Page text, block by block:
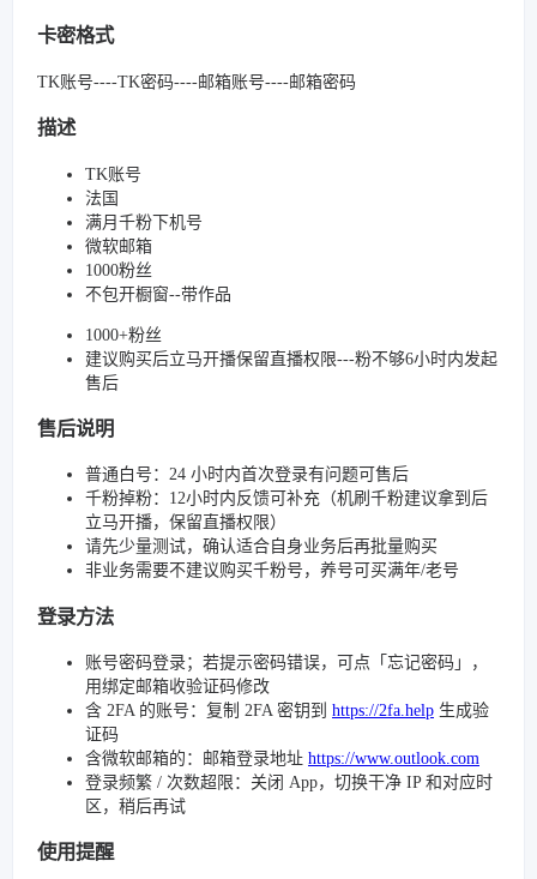
卡密格式
TK账号----TK密码----邮箱账号----邮箱密码
描述
TK账号
法国
满月千粉下机号
微软邮箱
1000粉丝
不包开橱窗--带作品
1000+粉丝
建议购买后立马开播保留直播权限---粉不够6小时内发起
售后
售后说明
普通白号：24 小时内首次登录有问题可售后
千粉掉粉：12小时内反馈可补充（机刷千粉建议拿到后
立马开播，保留直播权限）
请先少量测试，确认适合自身业务后再批量购买
非业务需要不建议购买千粉号，养号可买满年/老号
登录方法
账号密码登录；若提示密码错误，可点「忘记密码」，
用绑定邮箱收验证码修改
含 2FA 的账号：复制 2FA 密钥到 https://2fa.help 生成验
证码
含微软邮箱的：邮箱登录地址 https://www.outlook.com
登录频繁 / 次数超限：关闭 App，切换干净 IP 和对应时
区，稍后再试
使用提醒